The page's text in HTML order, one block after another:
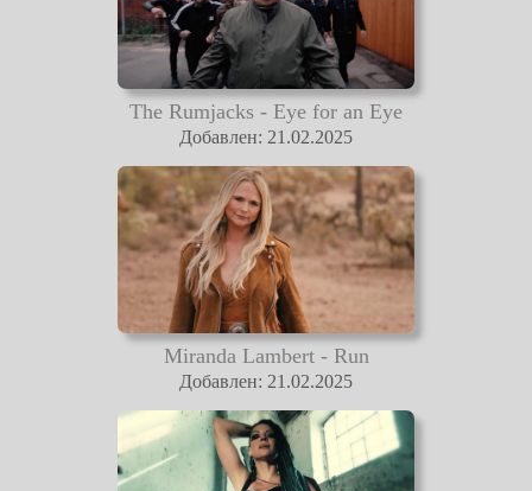
The Rumjacks - Eye for an Eye
Добавлен: 21.02.2025
Miranda Lambert - Run
Добавлен: 21.02.2025